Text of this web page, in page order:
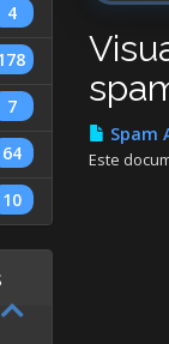
4
7
64
10
Spam
Este